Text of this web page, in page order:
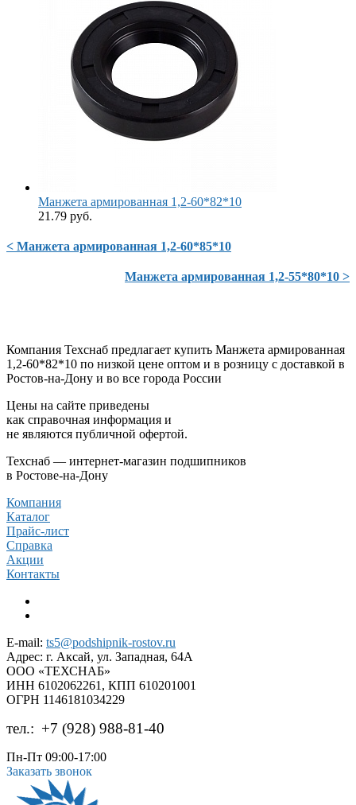
Манжета армированная 1,2-60*82*10
21.79 руб.
< Манжета армированная 1,2-60*85*10
Манжета армированная 1,2-55*80*10 >
Компания Техснаб предлагает купить Манжета армированная
1,2-60*82*10 по низкой цене оптом и в розницу с доставкой в
Ростов-на-Дону и во все города России
Цены на сайте приведены
как справочная информация и
не являются публичной офертой.
Техснаб — интернет-магазин подшипников
в Ростове-на-Дону
Компания
Каталог
Прайс-лист
Справка
Акции
Контакты
E-mail: ts5@podshipnik-rostov.ru
Адрес: г. Аксай, ул. Западная, 64А
ООО «ТЕХСНАБ»
ИНН 6102062261, КПП 610201001
ОГРН 1146181034229
тел.: +7 (928) 988-81-40
Пн-Пт 09:00-17:00
Заказать звонок